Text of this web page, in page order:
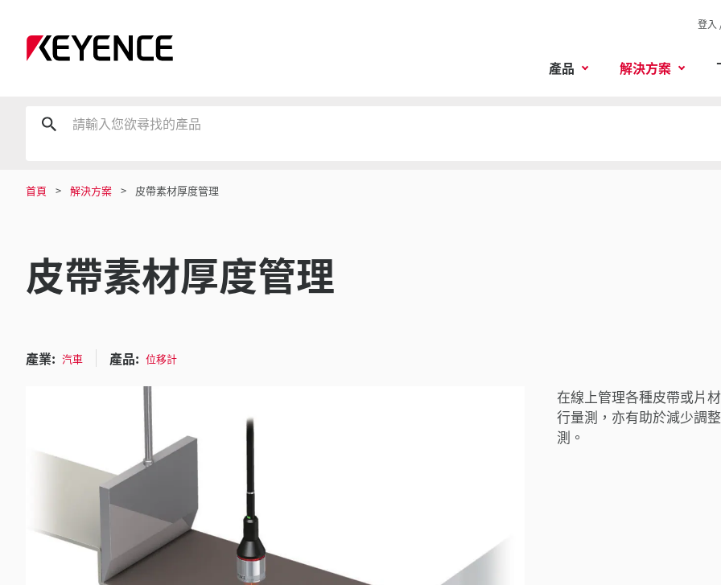
登入
產品 解決方案
首頁 解決方案 皮帶素材厚度管理
皮帶素材厚度管理
產業: 汽車 產品: 位移計
在線上管理各種皮帶或片
行量測，亦有助於減少調
測。